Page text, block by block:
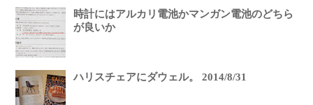
時計にはアルカリ電池かマンガン電池のどちら
が良いか
ハリスチェアにダウェル。 2014/8/31